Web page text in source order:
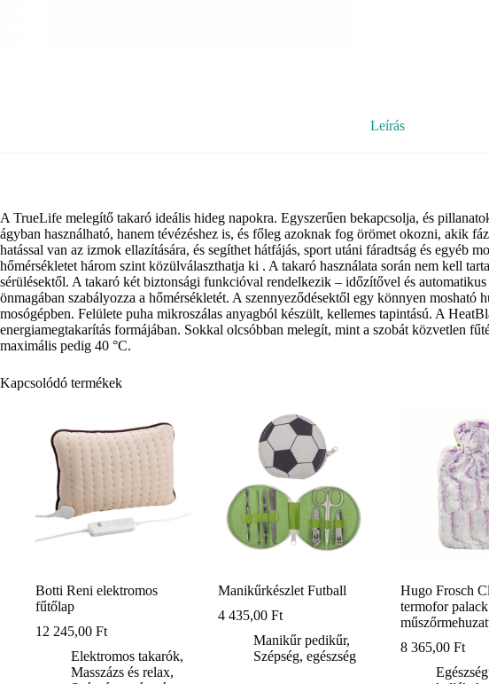
Leírás
A TrueLife melegítő takaró ideális hideg napokra. Egyszerűen bekapcsolja, és
ágyban használható, hanem tévézéshez is, és főleg azoknak fog örömet okozni, akik
hatással van az izmok ellazítására, és segíthet hátfájás, sport utáni fáradtság és egyéb
hőmérsékletet három szint közülválaszthatja ki . A takaró használata során nem kell
sérülésektől. A takaró két biztonsági funkcióval rendelkezik – időzítővel és
önmagában szabályozza a hőmérsékletét. A szennyeződésektől egy könnyen mosható
mosógépben. Felülete puha mikroszálas anyagból készült, kellemes tapintású. A
energiamegtakarítás formájában. Sokkal olcsóbban melegít, mint a szobát közvetlen
maximális pedig 40 °C.
Kapcsolódó termékek
Botti Reni elektromos
fűtőlap
12 245,00 Ft
Elektromos takarók,
Masszázs és relax,
Manikűrkészlet Futball
4 435,00Ft
Manikűr pedikűr,
Szépség, egészség
Hugo Frosch
termofor palack
8 365,00Ft